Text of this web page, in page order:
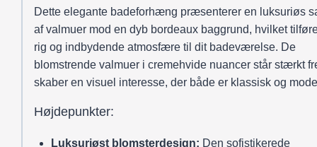
Dette elegante badeforhæng præsenterer en luksuriøs
af valmuer mod en dyb bordeaux baggrund, hvilket
rig og indbydende atmosfære til dit badeværelse. De
blomstrende valmuer i cremehvide nuancer står stærkt
skaber en visuel interesse, der både er klassisk og
Højdepunkter:
Luksuriøst blomsterdesign: Den sofistikerede